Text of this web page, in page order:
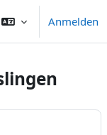
umschalten
Anmelden